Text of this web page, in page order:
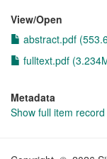
View/Open
abstract.pdf
fulltext.pdf
Metadata
Show full item record